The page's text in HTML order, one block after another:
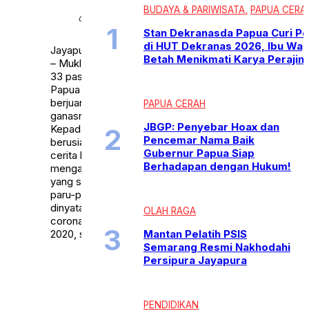
calendar_month
Kamis,
23 Apr
2020
Jayapura, Topikpapua.com,
– Muklis Atal adalah satu dari
33 pasien positif Covid-19 di
Papua yang berhasil
berjuang dan mengalahkan
ganasnya virus corona.
Kepada Redaksi Topik, Pria
berusia 41 Tahun itu berbagi
cerita bagaimana dirinya
mengalahkan virus corona
yang sempat menggerogoti
paru-parunya. “ Saya
dinyatakan positif virus
corona pada tanggal 7 April
2020, sejak itu saya […]
BUDAYA & PARIWISATA PAPUA
Stan Dekranasda Papua Curi
di HUT Dekranas 2026, Ibu
Betah Menikmati Karya Perajin
PAPUA CERAH
JBGP: Penyebar Hoax dan
Pencemar Nama Baik
Gubernur Papua Siap
Berhadapan dengan Hukum!
OLAH RAGA
Mantan Pelatih PSIS
Semarang Resmi Nakhodahi
Persipura Jayapura
PENDIDIKAN